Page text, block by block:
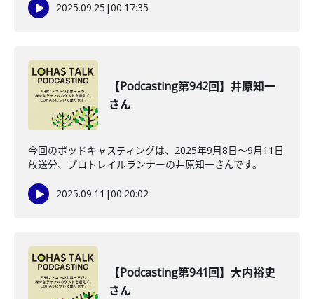
2025.09.25 |00:17:35
【Podcasting第942回】井原知一
さん
今回のポッドキャスティングは、2025年9月8日〜9月11日
放送分、プロトレイルランナーの井原知一さんです。
2025.09.11 |00:20:02
【Podcasting第941回】大内裕史
さん